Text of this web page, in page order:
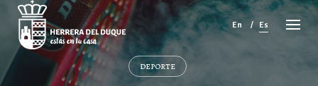
Cancelar
comentario
En Es
DEPORTE